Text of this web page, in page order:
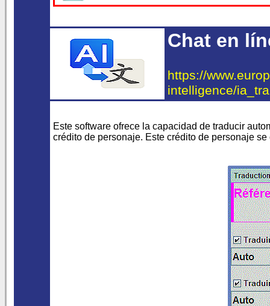
Chat en
https://
intelligence/
Este software ofrece la capacidad de traducir
crédito de personaje. Este crédito de personaje